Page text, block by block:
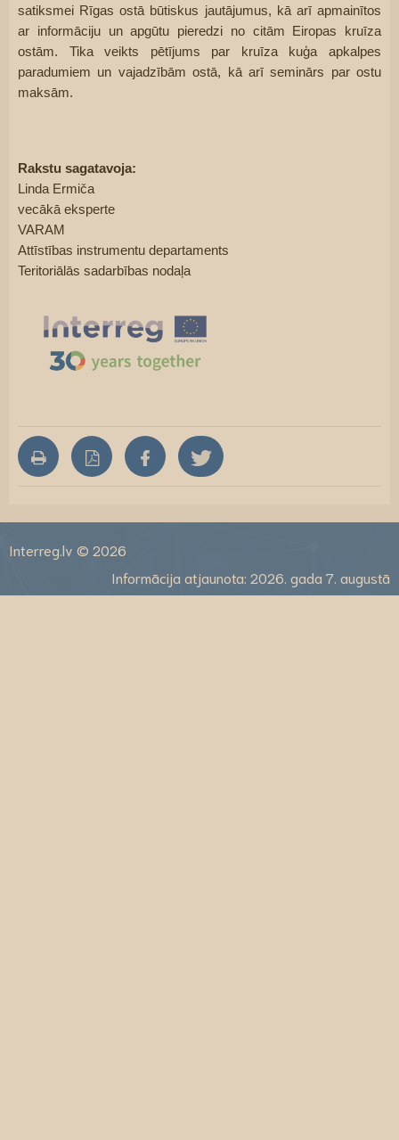
satiksmei Rīgas ostā būtiskus jautājumus, kā arī apmainītos
ar informāciju un apgūtu pieredzi no citām Eiropas kruīza
ostām. Tika veikts pētījums par kruīza kuģa apkalpes
paradumiem un vajadzībām ostā, kā arī seminārs par ostu
maksām.
Rakstu sagatavoja:
Linda Ermiča
vecākā eksperte
VARAM
Attīstības instrumentu departaments
Teritoriālās sadarbības nodaļa
Interreg.lv © 2026
Informācija atjaunota: 2026. gada 7. augustā